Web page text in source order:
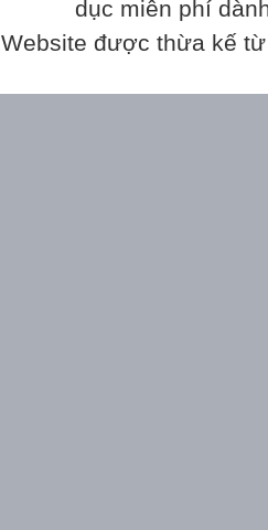
dục miễn phí
Website được thừa kế